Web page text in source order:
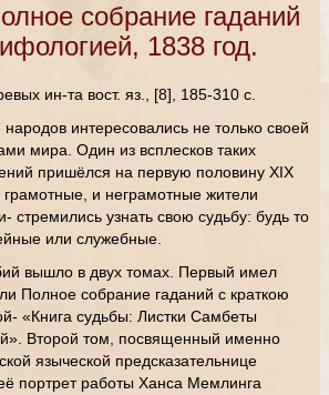
собрание гаданий
1838 год.
ин-та вост. яз., [8], 185-310 с.
интересовались не только своей
мира. Один из всплесков таких
пришёлся на первую половину XIX
и неграмотные жители
стремились узнать свою судьбу: будь то
или служебные.
вышло в двух томах. Первый имел
Полное собрание гаданий с краткою
«Книга судьбы: Листки Самбеты
Второй том, посвященный именно
языческой предсказательнице
портрет работы Ханса Мемлинга